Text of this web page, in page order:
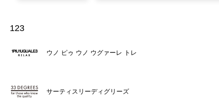
123
ウノ ピゥ ウノ ウグァーレ トレ
サーティスリーディグリーズ